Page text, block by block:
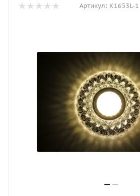
Артикул: K1653L-1